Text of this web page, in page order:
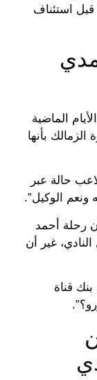
استئناف
الماضية
بأنها
حالة عبر
الوكيل”.
رحلة أحمد
غير أن
قناة